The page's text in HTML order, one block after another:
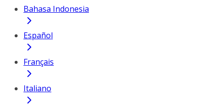
Bahasa Indonesia
Español
Français
Italiano